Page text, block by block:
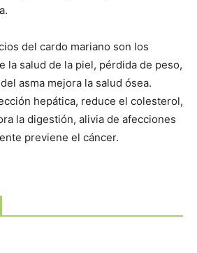
del cardo mariano son los
la salud de la piel, pérdida de peso,
asma mejora la salud ósea.
hepática, reduce el colesterol,
la digestión, alivia de afecciones
previene el cáncer.